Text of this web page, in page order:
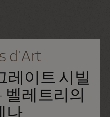
d'Art
레이트 시빌
레트리의
나